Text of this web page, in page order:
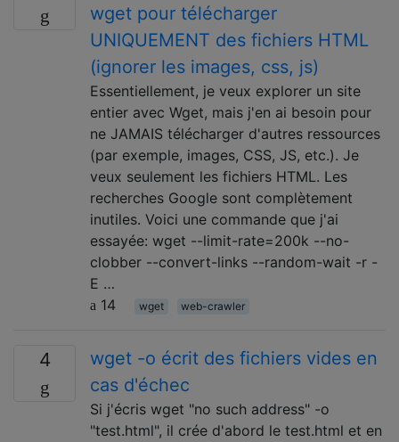
wget pour télécharger
UNIQUEMENT des fichiers HTML
(ignorer les images, css, js)
Essentiellement, je veux explorer un site
entier avec Wget, mais j'en ai besoin pour
ne JAMAIS télécharger d'autres ressources
(par exemple, images, CSS, JS, etc.). Je
veux seulement les fichiers HTML. Les
recherches Google sont complètement
inutiles. Voici une commande que j'ai
essayée: wget --limit-rate=200k --no-
clobber --convert-links --random-wait -r -
E …
14
wget web-crawler
4
wget -o écrit des fichiers vides en
cas d'échec
Si j'écris wget "no such address" -o
"test.html", il crée d'abord le test.html et en